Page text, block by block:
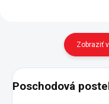
Zobraziť
Poschodová